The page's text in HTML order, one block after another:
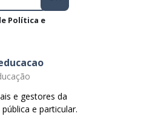
Política e
e gestores da
e particular.